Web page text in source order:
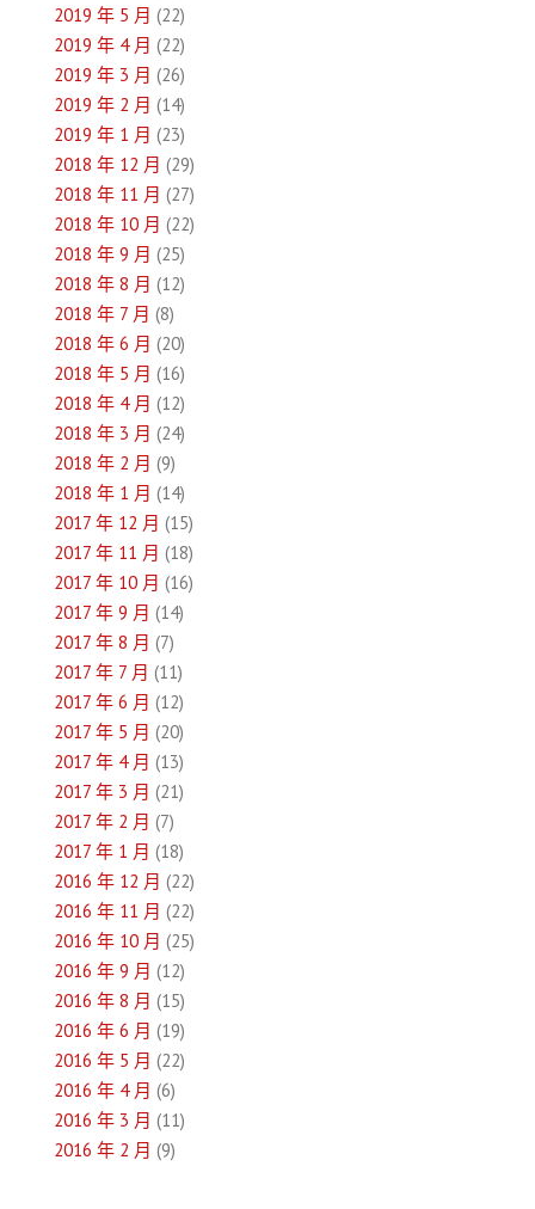
2019 年 5 月 (22)
2019 年 4 月 (22)
2019 年 3 月 (26)
2019 年 2 月 (14)
2019 年 1 月 (23)
2018 年 12 月 (29)
2018 年 11 月 (27)
2018 年 10 月 (22)
2018 年 9 月 (25)
2018 年 8 月 (12)
2018 年 7 月 (8)
2018 年 6 月 (20)
2018 年 5 月 (16)
2018 年 4 月 (12)
2018 年 3 月 (24)
2018 年 2 月 (9)
2018 年 1 月 (14)
2017 年 12 月 (15)
2017 年 11 月 (18)
2017 年 10 月 (16)
2017 年 9 月 (14)
2017 年 8 月 (7)
2017 年 7 月 (11)
2017 年 6 月 (12)
2017 年 5 月 (20)
2017 年 4 月 (13)
2017 年 3 月 (21)
2017 年 2 月 (7)
2017 年 1 月 (18)
2016 年 12 月 (22)
2016 年 11 月 (22)
2016 年 10 月 (25)
2016 年 9 月 (12)
2016 年 8 月 (15)
2016 年 6 月 (19)
2016 年 5 月 (22)
2016 年 4 月 (6)
2016 年 3 月 (11)
2016 年 2 月 (9)